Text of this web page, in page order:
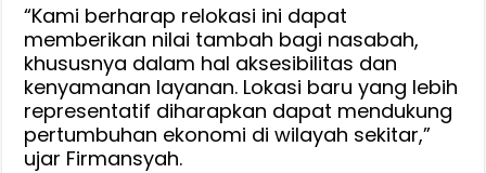
“Kami berharap relokasi ini dapat
memberikan nilai tambah bagi nasabah,
khususnya dalam hal aksesibilitas dan
kenyamanan layanan. Lokasi baru yang lebih
representatif diharapkan dapat mendukung
pertumbuhan ekonomi di wilayah sekitar,”
ujar Firmansyah.